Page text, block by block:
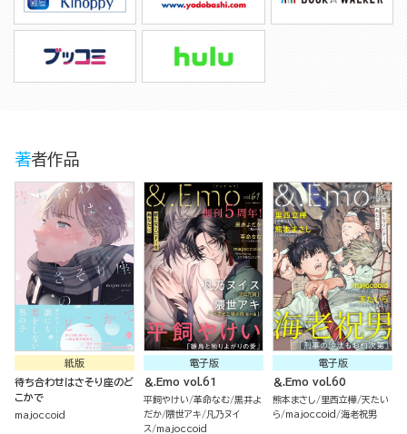
著者作品
紙版
待ち合わせはさそり座のど
こかで
majoccoid
電子版
＆.Emo vol.61
平飼やけい 革命なむ 黒井よ
だか 隈世アキ
凡乃ヌイ
ス
majoccoid
電子版
＆.Emo vol.60
熊本まさし 里西立樺 天たい
ら
majoccoid 海老祝男